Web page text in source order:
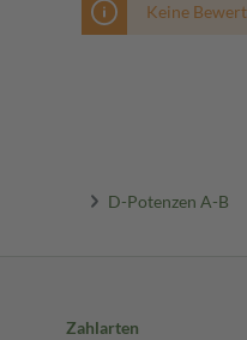
Keine
D-Potenzen A-B
Zahlarten